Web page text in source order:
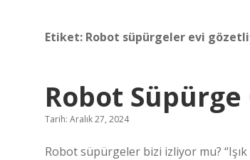
Etiket: Robot süpürgeler evi
Robot Süpürge
Tarih: Aralık 27, 2024
Robot süpürgeler bizi izliyor mu?